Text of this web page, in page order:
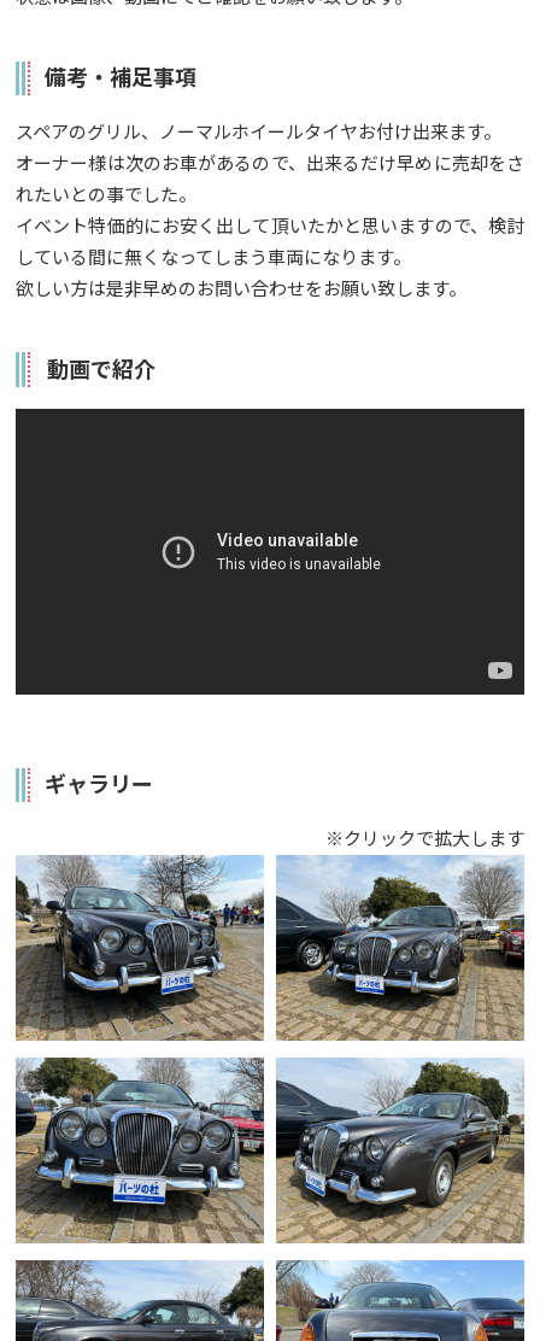
備考・補足事項
スペアのグリル、ノーマルホイールタイヤお付け出来ます。
オーナー様は次のお車があるので、出来るだけ早めに売却をさ
れたいとの事でした。
イベント特価的にお安く出して頂いたかと思いますので、検討
している間に無くなってしまう車両になります。
欲しい方は是非早めのお問い合わせをお願い致します。
動画で紹介
ギャラリー
※クリックで拡大します